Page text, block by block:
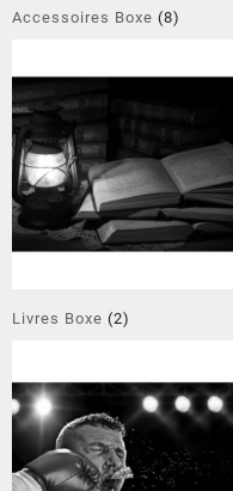
Accessoires Boxe (8)
Livres Boxe (2)